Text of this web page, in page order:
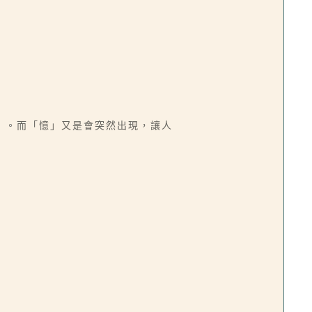
而「憶」又是會突然出現，讓人